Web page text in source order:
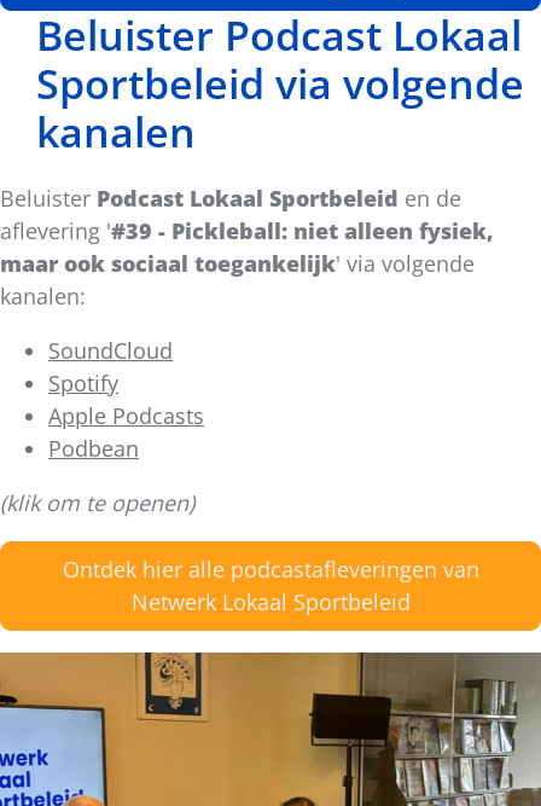
Beluister Podcast Lokaal
Sportbeleid via volgende
kanalen
Beluister Podcast Lokaal Sportbeleid en de
aflevering '#39 - Pickleball: niet alleen fysiek,
maar ook sociaal toegankelijk' via volgende
kanalen:
SoundCloud
Spotify
Apple Podcasts
Podbean
(klik om te openen)
Ontdek hier alle podcastafleveringen van
Netwerk Lokaal Sportbeleid